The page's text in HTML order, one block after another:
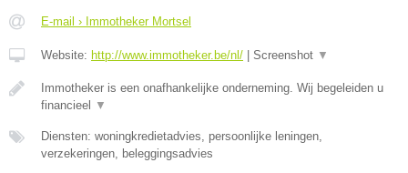
E-mail › Immotheker Mortsel
Website: http://www.immotheker.be/nl/ Screenshot ▼
Immotheker is een onafhankelijke onderneming. Wij begeleiden u
financieel
▼
Diensten: woningkredietadvies, persoonlijke leningen,
verzekeringen, beleggingsadvies